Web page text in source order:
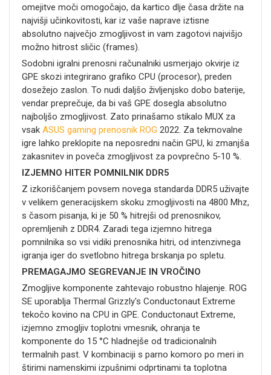
omejitve moči omogočajo, da kartico dlje časa držite na
najvišji učinkovitosti, kar iz vaše naprave iztisne
absolutno največjo zmogljivost in vam zagotovi najvišjo
možno hitrost sličic (frames).
Sodobni igralni prenosni računalniki usmerjajo okvirje iz
GPE skozi integrirano grafiko CPU (procesor), preden
dosežejo zaslon. To nudi daljšo življenjsko dobo baterije,
vendar preprečuje, da bi vaš GPE dosegla absolutno
najboljšo zmogljivost. Zato prinašamo stikalo MUX za
vsak ASUS gaming prenosnik ROG 2022. Za tekmovalne
igre lahko preklopite na neposredni način GPU, ki zmanjša
zakasnitev in poveča zmogljivost za povprečno 5-10 %.
IZJEMNO HITER POMNILNIK DDR5
Z izkoriščanjem povsem novega standarda DDR5 uživajte
v velikem generacijskem skoku zmogljivosti na 4800 Mhz,
s časom pisanja, ki je 50 % hitrejši od prenosnikov,
opremljenih z DDR4. Zaradi tega izjemno hitrega
pomnilnika so vsi vidiki prenosnika hitri, od intenzivnega
igranja iger do svetlobno hitrega brskanja po spletu.
PREMAGAJMO SEGREVANJE IN VROČINO
Zmogljive komponente zahtevajo robustno hlajenje. ROG
SE uporablja Thermal Grizzly's Conductonaut Extreme
tekočo kovino na CPU in GPE. Conductonaut Extreme,
izjemno zmogljiv toplotni vmesnik, ohranja te
komponente do 15 °C hladnejše od tradicionalnih
termalnih past. V kombinaciji s parno komoro po meri in
štirimi namenskimi izpušnimi odprtinami ta toplotna